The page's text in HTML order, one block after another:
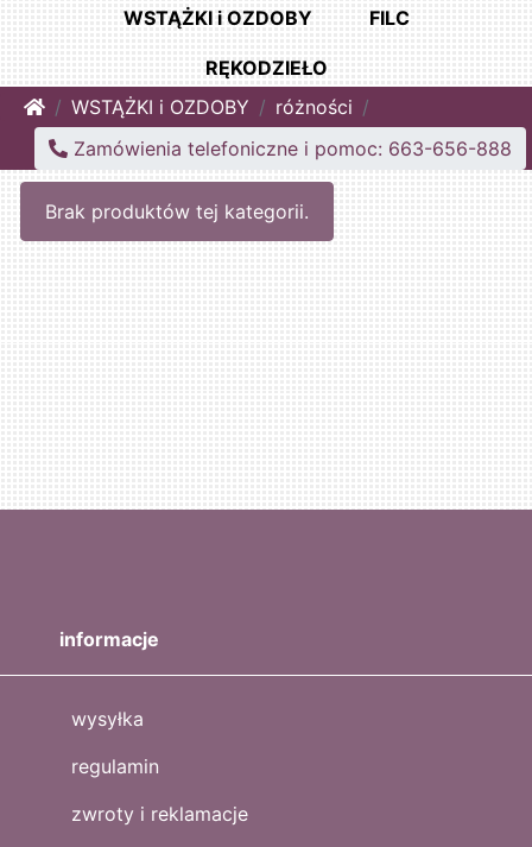
WSTĄŻKI i OZDOBY FILC
RĘKODZIEŁO
HomeWSTĄŻKI i OZDOBY
różności
Zamówienia telefoniczne i pomoc: 663-656-888
Brak produktów tej kategorii.
informacje
wysyłka
regulamin
zwroty i reklamacje